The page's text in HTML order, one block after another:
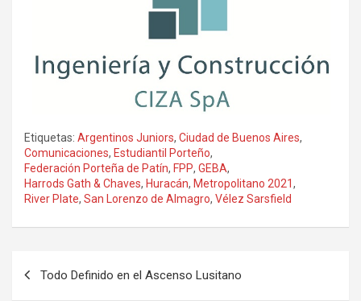
Etiquetas: Argentinos Juniors, Ciudad de Buenos Aires,
Comunicaciones, Estudiantil Porteño,
Federación Porteña de Patín, FPP, GEBA,
Harrods Gath & Chaves, Huracán, Metropolitano 2021,
River Plate, San Lorenzo de Almagro, Vélez Sarsfield
Todo Definido en el Ascenso Lusitano